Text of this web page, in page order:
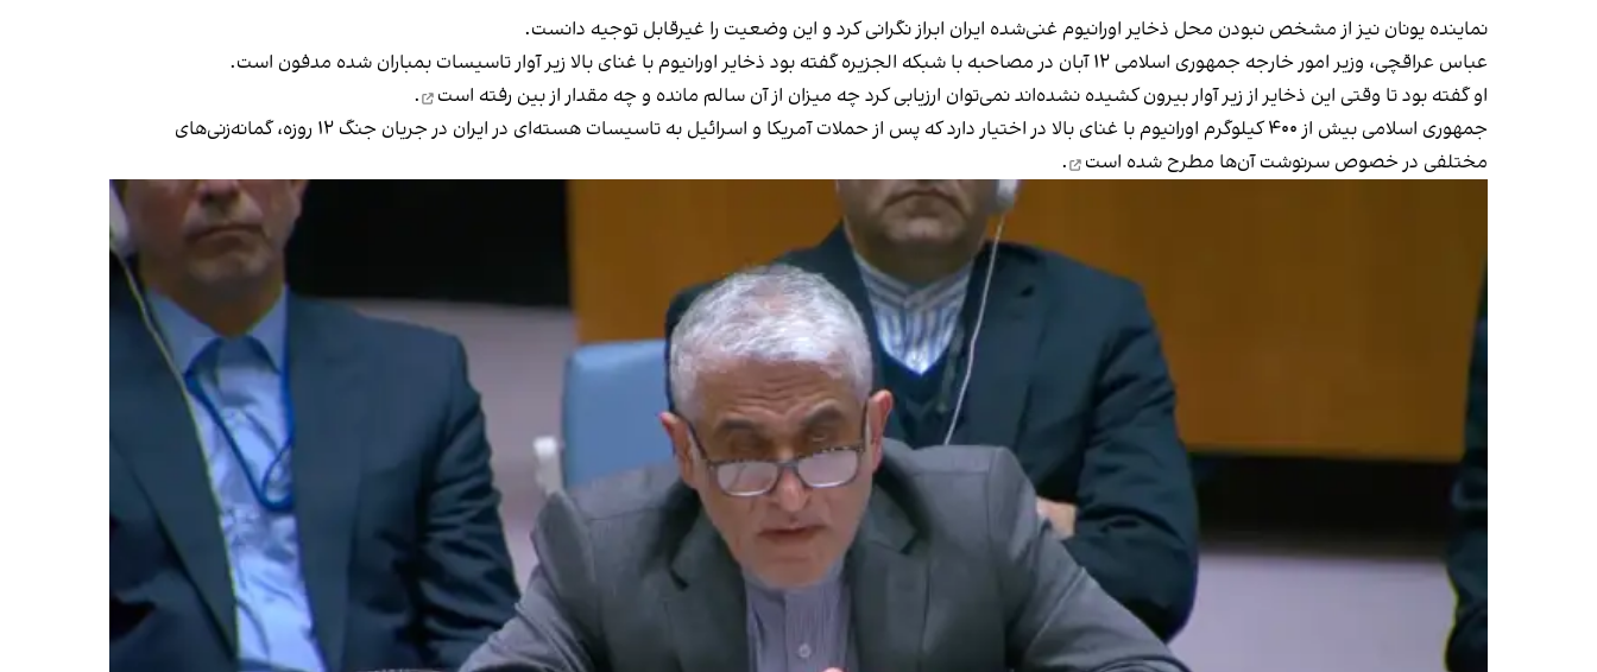
نماینده یونان نیز از مشخص نبودن محل ذخایر اورانیوم غنی‌شده ایران ابراز نگرانی کرد و این وضعیت را غیرقابل توجیه دانست.
عباس عراقچی، وزیر امور خارجه جمهوری اسلامی ۱۲ آبان در مصاحبه با شبکه الجزیره گفته بود ذخایر اورانیوم با غنای بالا زیر آوار تاسیسات بمباران شده مدفون است.
او گفته بود تا وقتی این ذخایر از زیر آوار بیرون کشیده نشده‌اند نمی‌توان ارزیابی کرد چه میزان از آن سالم مانده وچه مقدار از بین رفته است
.
جمهوری اسلامی بیش از ۴۰۰ کیلوگرم اورانیوم با غنای بالا در اختیار دارد که پس از حملات آمریکا و اسرائیل به تاسیسات هسته‌ای در ایران در جریان جنگ ۱۲ روزه، گمانه‌زنی‌های
مختلفی در خصوص سرنوشت آن‌ها مطرح شده است .